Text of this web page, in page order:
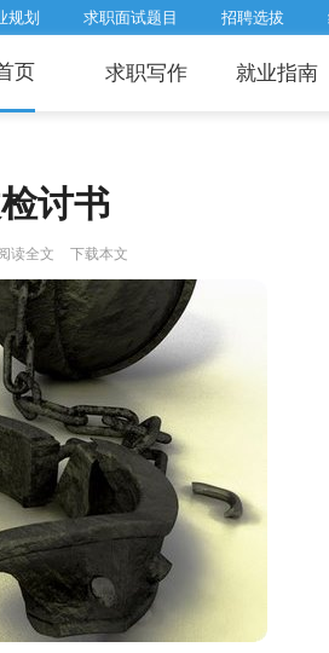
规划 求职面试题目 招聘选拔
页 求职写作 就业指南
讨书
读全文 下载本文